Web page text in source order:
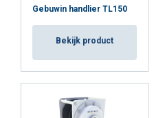
Gebuwin handlier TL150
Bekijk product